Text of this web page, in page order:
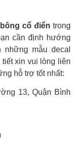
cổ điển trong
cần định hướng
mẫu decal
xin vui lòng liên
hỗ trợ tốt nhất:
13, Quận Bình